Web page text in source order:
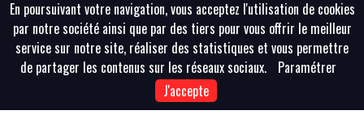
En poursuivant votre navigation, vous acceptez l'utilisation de cookies
par notre société ainsi que par des tiers pour vous offrir le meilleur
service sur notre site, réaliser des statistiques et vous permettre
de partager les contenus sur les réseaux sociaux.
Paramétrer
J'accepte